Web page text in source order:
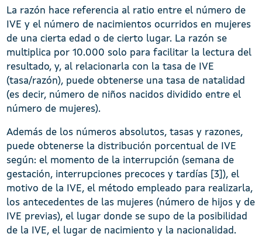
La razón hace referencia al ratio entre el número de
IVE y el número de nacimientos ocurridos en mujeres
de una cierta edad o de cierto lugar. La razón se
multiplica por 10.000 solo para facilitar la lectura del
resultado, y, al relacionarla con la tasa de IVE
(tasa/razón), puede obtenerse una tasa de natalidad
(es decir, número de niños nacidos dividido entre el
número de mujeres).
Además de los números absolutos, tasas y razones,
puede obtenerse la distribución porcentual de IVE
según: el momento de la interrupción (semana de
gestación, interrupciones precoces y tardías [3]), el
motivo de la IVE, el método empleado para realizarla,
los antecedentes de las mujeres (número de hijos y de
IVE previas), el lugar donde se supo de la posibilidad
de la IVE, el lugar de nacimiento y la nacionalidad.